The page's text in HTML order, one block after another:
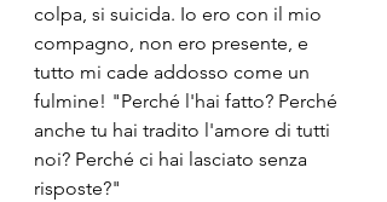
colpa, si suicida. Io ero con il mio
compagno, non ero presente, e
tutto mi cade addosso come un
fulmine! "Perché l'hai fatto? Perché
anche tu hai tradito l'amore di tutti
noi? Perché ci hai lasciato senza
risposte?"